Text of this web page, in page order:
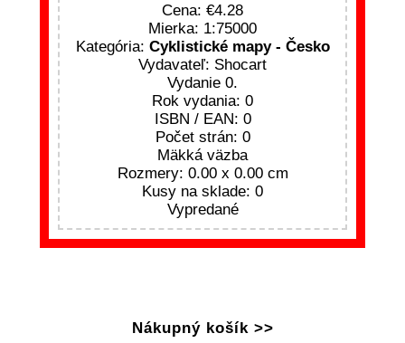
Cena:
4.28
Mierka: 1:75000
Kategória: Cyklistické mapy - Česko
Vydavateľ: Shocart
Vydanie 0.
Rok vydania: 0
ISBN / EAN: 0
Počet strán: 0
Mäkká väzba
Rozmery: 0.00 x 0.00 cm
Kusy na sklade: 0
Vypredané
Nákupný košík >>